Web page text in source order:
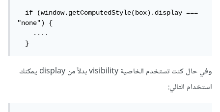
  if (window.getComputedStyle(box).display ===
"none") {
    ....
  }
وفي حال كنت تستخدم الخاصية visibility بدلاً من display يمكنك
استخدام التالي: